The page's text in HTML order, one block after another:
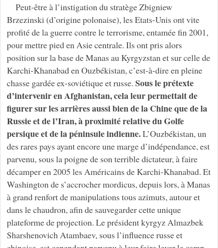
Peut-être à l’instigation du stratège Zbigniew
Brzezinski (d’origine polonaise), les Etats-Unis ont vite
profité de la guerre contre le terrorisme, entamée fin 2001,
pour mettre pied en Asie centrale. Ils ont pris alors
position sur la base de Manas au Kyrgyzstan et sur celle de
Karchi-Khanabad en Ouzbékistan, c’est-à-dire en pleine
chasse gardée ex-soviétique et russe. Sous le prétexte
d’intervenir en Afghanistan, cela leur permettait de
figurer sur les arrières aussi bien de la Chine que de la
Russie et de l’Iran, à proximité relative du Golfe
persique et de la péninsule indienne.L’Ouzbékistan, un
des rares pays ayant encore une marge d’indépendance, est
parvenu, sous la poigne de son terrible dictateur, à faire
décamper en 2005 les Américains de Karchi-Khanabad. Et
Washington de s’accrocher mordicus, depuis lors, à Manas
à grand renfort de manipulations tous azimuts, autour et
dans le chaudron, afin de sauvegarder cette unique
plateforme de projection. Le président kyrgyz Almazbek
Sharshenovich Atambaev, sous l’influence russe et